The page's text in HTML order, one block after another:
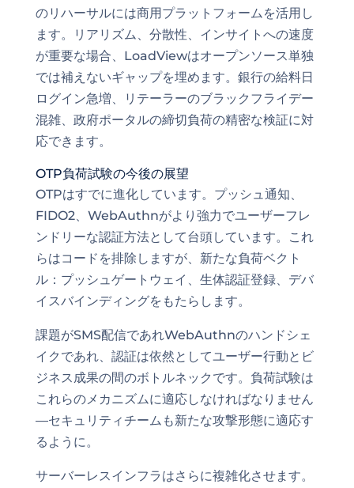
のリハーサルには商用プラットフォームを活用し
ます。リアリズム、分散性、インサイトへの速度
が重要な場合、LoadViewはオープンソース単独
では補えないギャップを埋めます。銀行の給料日
ログイン急増、リテーラーのブラックフライデー
混雑、政府ポータルの締切負荷の精密な検証に対
応できます。
OTP負荷試験の今後の展望
OTPはすでに進化しています。プッシュ通知、
FIDO2、WebAuthnがより強力でユーザーフレ
ンドリーな認証方法として台頭しています。これ
らはコードを排除しますが、新たな負荷ベクト
ル：プッシュゲートウェイ、生体認証登録、デバ
イスバインディングをもたらします。
課題がSMS配信であれWebAuthnのハンドシェ
イクであれ、認証は依然としてユーザー行動とビ
ジネス成果の間のボトルネックです。負荷試験は
これらのメカニズムに適応しなければなりません
—セキュリティチームも新たな攻撃形態に適応す
るように。
サーバーレスインフラはさらに複雑化させます。